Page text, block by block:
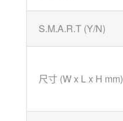
S.M.A.R.T (Y/N)
尺寸 (W x L x H mm)